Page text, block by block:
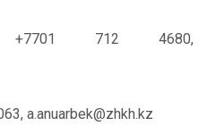
+7701 712 4680,
a.anuarbek@zhkh.kz